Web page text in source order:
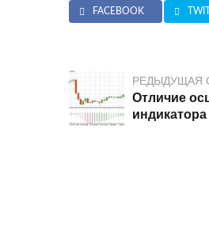
FACEBOOK
РЕДЫДУЩАЯ
Отличие
индикатора